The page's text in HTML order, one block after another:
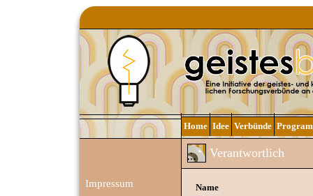
Home Idee Verbünde
Impressum
Verantwortlich
Name